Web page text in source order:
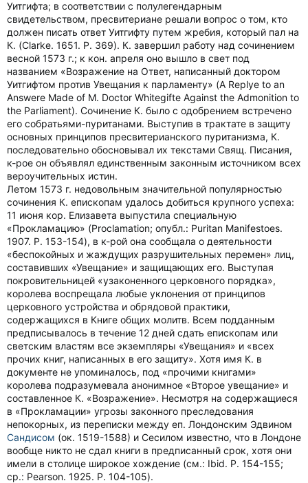
Уитгифта; в соответствии с полулегендарным
свидетельством, пресвитериане решали вопрос о том, кто
должен писать ответ Уитгифту путем жребия, который пал на
К. (Clarke. 1651. P. 369). К. завершил работу над сочинением
весной 1573 г.; к кон. апреля оно вышло в свет под
названием «Возражение на Ответ, написанный доктором
Уитгифтом против Увещания к парламенту» (A Replye to an
Answere Made of M. Doctor Whitegifte Against the Admonition to
the Parliament). Сочинение К. было с одобрением встречено
его собратьями-пуританами. Выступив в трактате в защиту
основных принципов пресвитерианского пуританизма, К.
последовательно обосновывал их текстами Свящ. Писания,
к-рое он объявлял единственным законным источником всех
вероучительных истин.
Летом 1573 г. недовольным значительной популярностью
сочинения К. епископам удалось добиться крупного успеха:
11 июня кор. Елизавета выпустила специальную
«Прокламацию» (Proclamation; опубл.: Puritan Manifestoes.
1907. P. 153-154), в к-рой она сообщала о деятельности
«беспокойных и жаждущих разрушительных перемен» лиц,
составивших «Увещание» и защищающих его. Выступая
покровительницей «узаконенного церковного порядка»,
королева воспрещала любые уклонения от принципов
церковного устройства и обрядовой практики,
содержащихся в Книге общих молитв. Всем подданным
предписывалось в течение 12 дней сдать епископам или
светским властям все экземпляры «Увещания» и «всех
прочих книг, написанных в его защиту». Хотя имя К. в
документе не упоминалось, под «прочими книгами»
королева подразумевала анонимное «Второе увещание» и
составленное К. «Возражение». Несмотря на содержащиеся
в «Прокламации» угрозы законного преследования
непокорных, из переписки между еп. Лондонским Эдвином
Сандисом (ок. 1519-1588) и Сесилом известно, что в Лондоне
вообще никто не сдал книги в предписанный срок, хотя они
имели в столице широкое хождение (см.: Ibid. P. 154-155;
ср.: Pearson. 1925. P. 104-105).